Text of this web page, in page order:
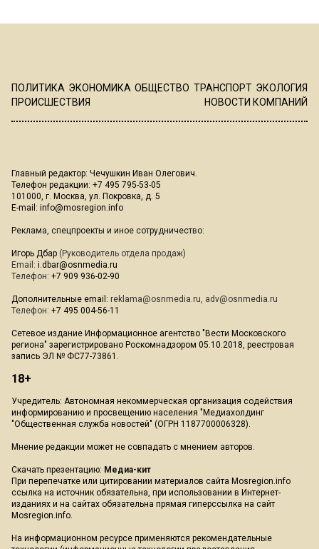
ПОЛИТИКА ЭКОНОМИКА ОБЩЕСТВО ТРАНСПОРТ ЭКОЛОГИЯ
ПРОИСШЕСТВИЯ
НОВОСТИ КОМПАНИЙ
Главный редактор: Чечушкин Иван Олегович.
Телефон редакции: +7 495 795-53-05
101000, г. Москва, ул. Покровка, д. 5
E-mail: info@mosregion.info
Реклама, спецпроекты и иное сотрудничество:
Игорь Дбар (Руководитель отдела продаж)
Email: i.dbar@osnmedia.ru
Телефон: +7 909 936-02-90
Дополнительные email: reklama@osnmedia.ru, adv@osnmedia.ru
Телефон: +7 495 004-56-11
Сетевое издание Информационное агентство "Вести Московского
региона" зарегистрировано Роскомнадзором 05.10.2018, реестровая
запись ЭЛ № ФС77-73861.
18+
Учредитель: Автономная некоммерческая организация содействия
информированию и просвещению населения "Медиахолдинг
"Общественная служба новостей" (ОГРН 1187700006328).
Мнение редакции может не совпадать с мнением авторов.
Скачать презентацию: Медиа-кит
При перепечатке или цитировании материалов сайта Mosregion.info
ссылка на источник обязательна, при использовании в Интернет-
изданиях и на сайтах обязательна прямая гиперссылка на сайт
Mosregion.info.
На информационном ресурсе применяются рекомендательные